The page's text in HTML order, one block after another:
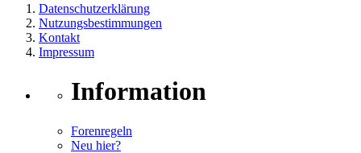
Datenschutzerklärung
Nutzungsbestimmungen
Kontakt
Impressum
Information
Forenregeln
Neu hier?